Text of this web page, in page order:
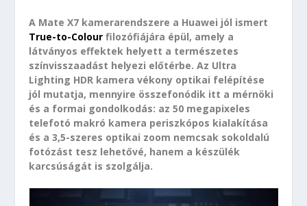
A Mate X7 kamerarendszere a Huawei jól ismert
True-to-Colour filozófiájára épül, amely a
látványos effektek helyett a természetes
színvisszaadást helyezi előtérbe. Az Ultra
Lighting HDR kamera vékony optikai felépítése
jól mutatja, mennyire összefonódik itt a mérnöki
és a formai gondolkodás: az 50 megapixeles
telefotó makró kamera periszkópos kialakítása
és a 3,5-szeres optikai zoom nemcsak sokoldalú
fotózást tesz lehetővé, hanem a készülék
karcsúságát is szolgálja.